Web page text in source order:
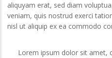
aliquyam erat, sed diam
veniam, quis nostrud exerci
nisl ut aliquip ex ea commodo
Lorem ipsum dolor sit amet,